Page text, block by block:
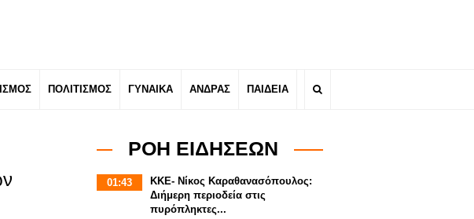
ΠΟΛΙΤΙΣΜΟΣ ΓΥΝΑΙΚΑ ΑΝΔΡΑΣ ΠΑΙΔΕΙΑ
ΡΟΗ ΕΙΔΗΣΕΩΝ
01:43
ΚΚΕ- Νίκος Καραθανασόπουλος:
Διήμερη περιοδεία στις
πυρόπληκτες...